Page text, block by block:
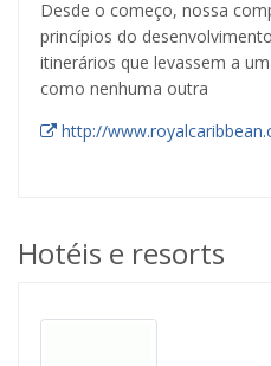
Desde o começo, nossa
princípios do
itinerários que levassem a
como nenhuma outra
http://
Hotéis e resorts